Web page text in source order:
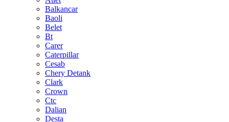
Balkancar
Baoli
Belet
Bt
Carer
Caterpillar
Cesab
Chery Detank
Clark
Crown
Ctc
Dalian
Desta